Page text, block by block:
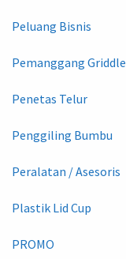
Peluang Bisnis
Pemanggang Griddle
Penetas Telur
Penggiling Bumbu
Peralatan / Asesoris
Plastik Lid Cup
PROMO